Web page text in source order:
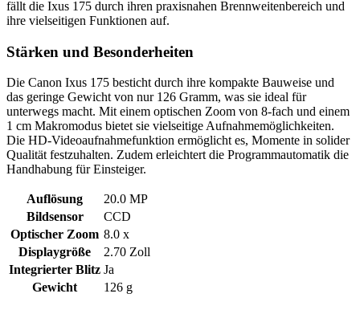
fällt die Ixus 175 durch ihren praxisnahen Brennweitenbereich und
ihre vielseitigen Funktionen auf.
Stärken und Besonderheiten
Die Canon Ixus 175 besticht durch ihre kompakte Bauweise und
das geringe Gewicht von nur 126 Gramm, was sie ideal für
unterwegs macht. Mit einem optischen Zoom von 8-fach und einem
1 cm Makromodus bietet sie vielseitige Aufnahmemöglichkeiten.
Die HD-Videoaufnahmefunktion ermöglicht es, Momente in solider
Qualität festzuhalten. Zudem erleichtert die Programmautomatik die
Handhabung für Einsteiger.
Auflösung
20.0 MP
Bildsensor
CCD
Optischer Zoom 8.0 x
Displaygröße
2.70 Zoll
Integrierter Blitz Ja
Gewicht
126 g